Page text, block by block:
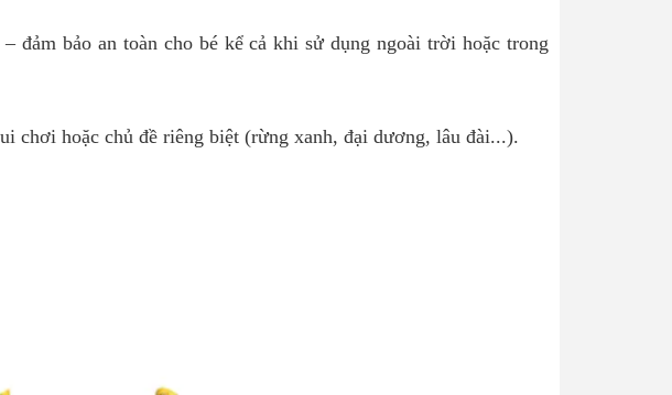
đảm bảo an toàn cho bé kể cả khi sử dụng ngoài trời hoặc trong
chơi hoặc chủ đề riêng biệt (rừng xanh, đại dương, lâu đài...).